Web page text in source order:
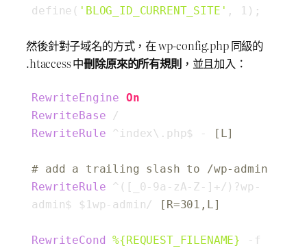
define( 'BLOG_ID_CURRENT_SITE' , 1);
然後針對子域名的方式，在 wp-config.php 同級的
.htaccess 中刪除原來的所有規則，並且加入：
RewriteEngine On
RewriteBase
RewriteRule ^index\.php$ - [L]
# add a trailing slash to /wp-admin
RewriteRule ^([_0-9a-zA-Z-]+/)?wp-
admin$
$1wp-admin/ [R=301,L]
RewriteCond %{REQUEST_FILENAME}
-f